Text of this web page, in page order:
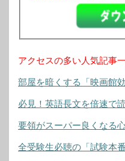
アクセスの多い人気記事
部屋を暗くする「映画館
必見！英語長文を倍速で
要領がスーパー良くなる
全受験生必聴の「試験本